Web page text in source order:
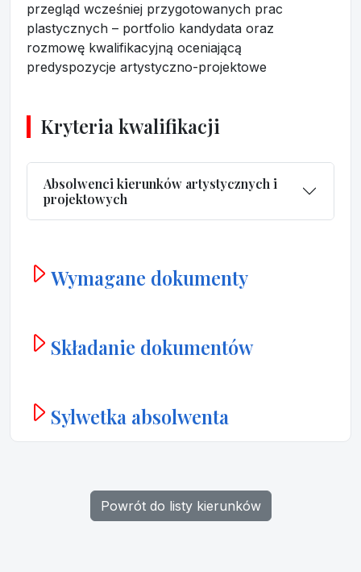
przegląd wcześniej przygotowanych prac
plastycznych – portfolio kandydata oraz
rozmowę kwalifikacyjną oceniającą
predyspozycje artystyczno-projektowe
Kryteria kwalifikacji
Absolwenci kierunków artystycznych i
projektowych
Wymagane dokumenty
Składanie dokumentów
Sylwetka absolwenta
Powrót do listy kierunków